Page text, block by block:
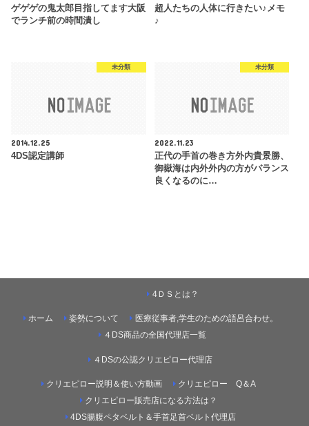
ゲゲゲの鬼太郎目指してます大阪
でランチ前の時間潰し
超人たちの人体に行きたい♪メモ
♪
未分類
2014.12.25
4DS認定講師
未分類
2022.11.23
正代の手首の巻き方外内貴景勝、
御嶽海は内外外内の方がバランス
良くなるのに…
ホーム
4ＤＳとは？
姿勢について
医療従事者,学生のための語呂合わせ。
４DS商品の全国代理店一覧
４DSの公認クリエピロー代理店
クリエピロー説明＆使い方動画
クリエピロー Q＆A
クリエピロー販売店になる方法は？
4DS腸腹ペタベルト＆手首足首ベルト代理店